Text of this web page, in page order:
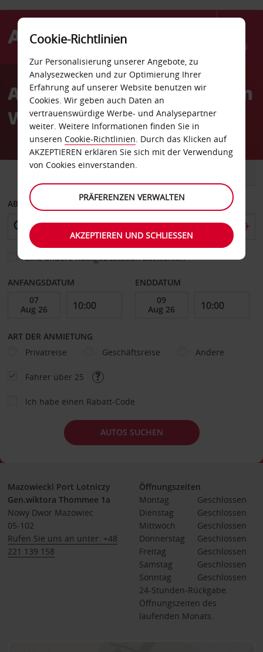
Menü
AvisAutovermietung Flughafen
Warschau-Modlin
ABHOLEN VON
Eine andere Rückgabestation auswählen
ANFANGSDATUM ENDDATUM
ART DER ANMIETUNG
Privatreise
Geschäftsreise Andere
Fahrer über 25
Ich habe einen Rabatt-Code
AUTOS SUCHEN
Mazowiecki Port Lotniczy
Gen.wiktora Thommee 1a
Nowy Dwor Mazowiec
05-102
Rufen Sie uns an unter: +48
221 139 158
Öffnungszeiten
Montag
Geschlossen
Dienstag
Geschlossen
Mittwoch
Geschlossen
Donnerstag
Geschlossen
Freitag
Geschlossen
Samstag
Geschlossen
Sonntag
Geschlossen
24-Stunden-Rückgabe.
Öffnungszeiten des
laufenden Monats.
Cookie-Richtlinien
Zur Personalisierung unserer Angebote, zu
Analysezwecken und zur Optimierung Ihrer
Erfahrung auf unserer Website benutzen wir
Cookies. Wir geben auch Daten an
vertrauenswürdige Werbe- und Analysepartner
weiter. Weitere Informationen finden Sie in
unseren Cookie-Richtlinien. Durch das Klicken auf
AKZEPTIEREN erklären Sie sich mit der Verwendung
von Cookies einverstanden.
PRÄFERENZEN VERWALTEN
AKZEPTIEREN UND SCHLIESSEN